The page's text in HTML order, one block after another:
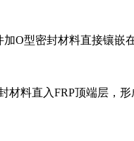
型密封材料直接镶嵌
料直入FRP顶端层，形